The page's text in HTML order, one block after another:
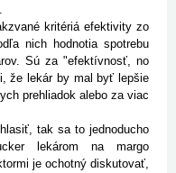
kritériá efektivity zo
nich hodnotia spotrebu
Sú za "efektívnosť, no
že lekár by mal byť lepšie
prehliadok alebo za viac
tak sa to jednoducho
lekárom na margo
je ochotný diskutovať,